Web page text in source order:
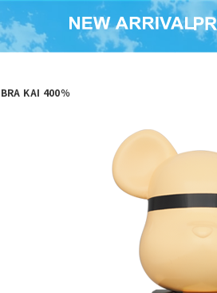
KAI 400％